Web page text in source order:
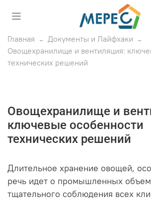
Главная
Документы и Лайфхаки
Овощехранилище и вентиляция:
технических решений
Овощехранилище и
ключевые особенности
технических решений
Длительное хранение овощей,
речь идет о промышленных
тщательного соблюдения всех